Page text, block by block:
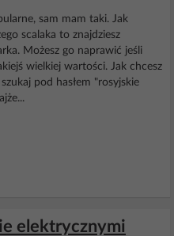
sam mam taki. Jak
scalaka to znajdziesz
Możesz go naprawić jeśli
wielkiej wartości. Jak chcesz
pod hasłem "rosyjskie
elektrycznymi